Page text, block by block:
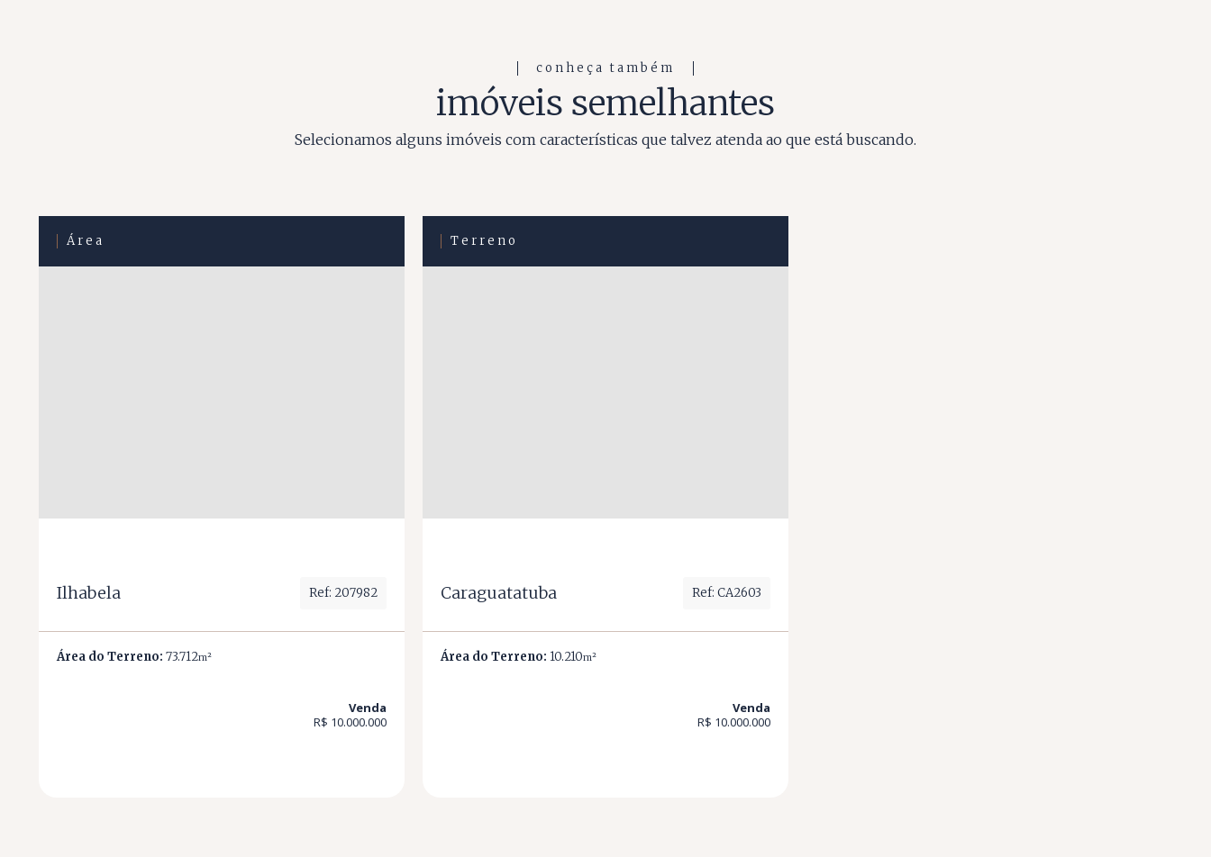
conheça também
imóveis semelhantes
Selecionamos alguns imóveis com características que talvez atenda ao que está buscando.
Área
Ilhabela Ref: 207982
Área do Terreno: 73.712m²
Venda
R$ 10.000.000
Terreno
Caraguatatuba Ref: CA2603
Área do Terreno: 10.210m²
Venda
R$ 10.000.000